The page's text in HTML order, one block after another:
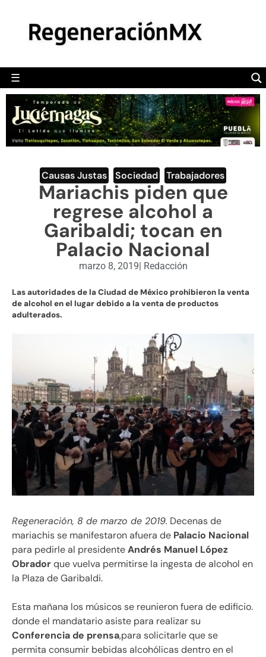
☰
POLÍTICA
CAMALEÓN
OPINIÓN
DEPORTES
ENGLISH SECTION
VIDEOS
Causas Justas Sociedad Trabajadores
Mariachis piden que
regrese alcohol a
Garibaldi; tocan en
Palacio Nacional
marzo 8, 2019| Redacción
Las autoridades de la Ciudad de México prohibieron la venta
de alcohol en el lugar debido a la venta de productos
adulterados.
Regeneración, 8 de marzo de 2019. Decenas de
mariachis se manifestaron afuera de Palacio Nacional
para pedirle al presidenteAndrés Manuel López
Obradorque vuelva permitirse la ingesta de alcohol en
la Plaza de Garibaldi.
Esta mañana los músicos se reunieron fuera de edificio.
donde el mandatario asiste para realizar su
Conferencia de prensa,para solicitarle que se
permita consumir bebidas alcohólicas dentro en el